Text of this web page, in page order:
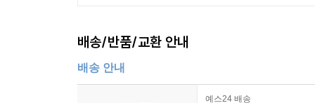
배송/반품/교환 안내
배송 안내
예스24 배송